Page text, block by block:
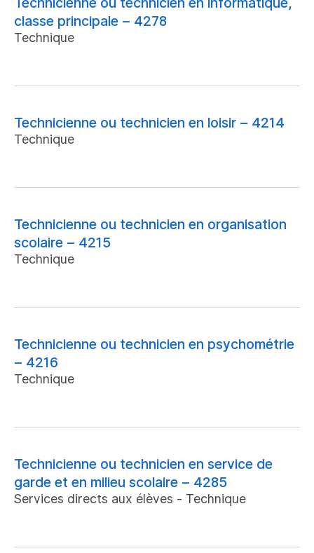
classe principale – 4278
Technique
Technicienne ou technicien en loisir – 4214
Technique
Technicienne ou technicien en organisation
scolaire – 4215
Technique
Technicienne ou technicien en psychométrie
– 4216
Technique
Technicienne ou technicien en service de
garde et en milieu scolaire – 4285
Services directs aux élèves - Technique